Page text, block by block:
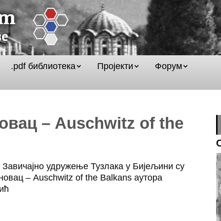
.pdf библиотека Пројекти Форум
– Auschwitz of the
удружење Тузлака у Бијељини су
– Auschwitz of the Balkans аутора